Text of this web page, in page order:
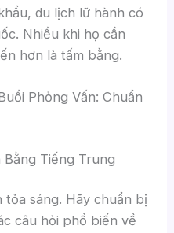
du lịch lữ hành có
Nhiều khi họ cần
hơn là tấm bằng.
Phỏng Vấn: Chuẩn
Bằng Tiếng Trung
sáng. Hãy chuẩn bị
câu hỏi phổ biến về